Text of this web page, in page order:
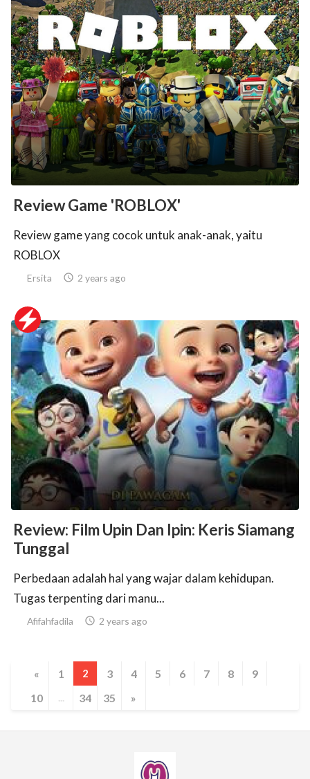
Review Game 'ROBLOX'
Review game yang cocok untuk anak-anak, yaitu
ROBLOX
Ersita  2 years ago
Review: Film Upin Dan Ipin: Keris Siamang
Tunggal
Perbedaan adalah hal yang wajar dalam kehidupan.
Tugas terpenting dari manu...
Afifahfadila  2 years ago
« 1 2 3 4 5 6 7 8
9
10
... 34 35 »